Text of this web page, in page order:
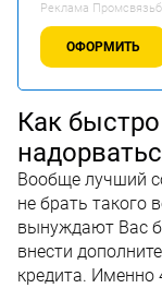
Реклама
ОФОРМИТЬ
Как
Вообще лучший
не брать такого
вынуждают Вас
внести
кредита. Именно